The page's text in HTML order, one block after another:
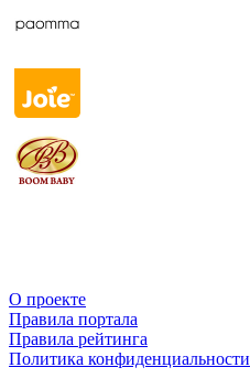
О проекте
Правила портала
Правила рейтинга
Политика конфиденциальности